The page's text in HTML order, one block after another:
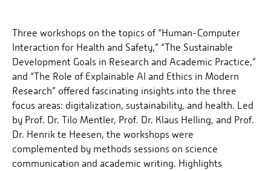
Three workshops on the topics of “Human-Computer
Interaction for Health and Safety,” “The Sustainable
Development Goals in Research and Academic Practice,”
and “The Role of Explainable AI and Ethics in Modern
Research” offered fascinating insights into the three
focus areas: digitalization, sustainability, and health. Led
by Prof. Dr. Tilo Mentler, Prof. Dr. Klaus Helling, and Prof.
Dr. Henrik te Heesen, the workshops were
complemented by methods sessions on science
communication and academic writing. Highlights